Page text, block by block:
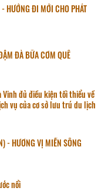
HƯỚNG ĐI MỚI CHO PHÁT
ĐÀ BỮA CƠM QUÊ
Vinh đủ điều kiện tối thiểu về
vụ của cơ sở lưu trú du lịch
- HƯƠNG VỊ MIỀN SÔNG
nổi